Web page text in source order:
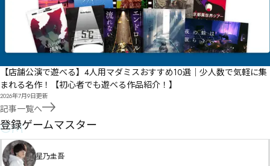
【店舗公演で遊べる】4人用マダミスおすすめ10選｜少人数で気軽に集
まれる名作！【初心者でも遊べる作品紹介！】
2026年7月9日更新
記事一覧へ
GM
登録ゲームマスター
星乃圭吾